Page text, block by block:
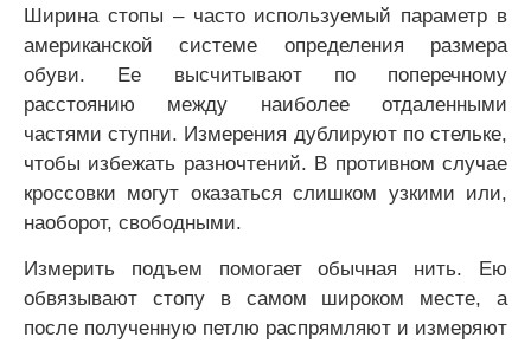
Ширина стопы – часто используемый параметр в
американской системе определения размера
обуви. Ее высчитывают по поперечному
расстоянию между наиболее отдаленными
частями ступни. Измерения дублируют по стельке,
чтобы избежать разночтений. В противном случае
кроссовки могут оказаться слишком узкими или,
наоборот, свободными.
Измерить подъем помогает обычная нить. Ею
обвязывают стопу в самом широком месте, а
после полученную петлю распрямляют и измеряют